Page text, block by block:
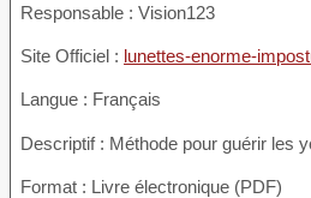
Responsable : Vision123
Site Officiel : lunettes-enorme-
Langue : Français
Descriptif : Méthode pour guérir les
Format : Livre électronique (PDF)